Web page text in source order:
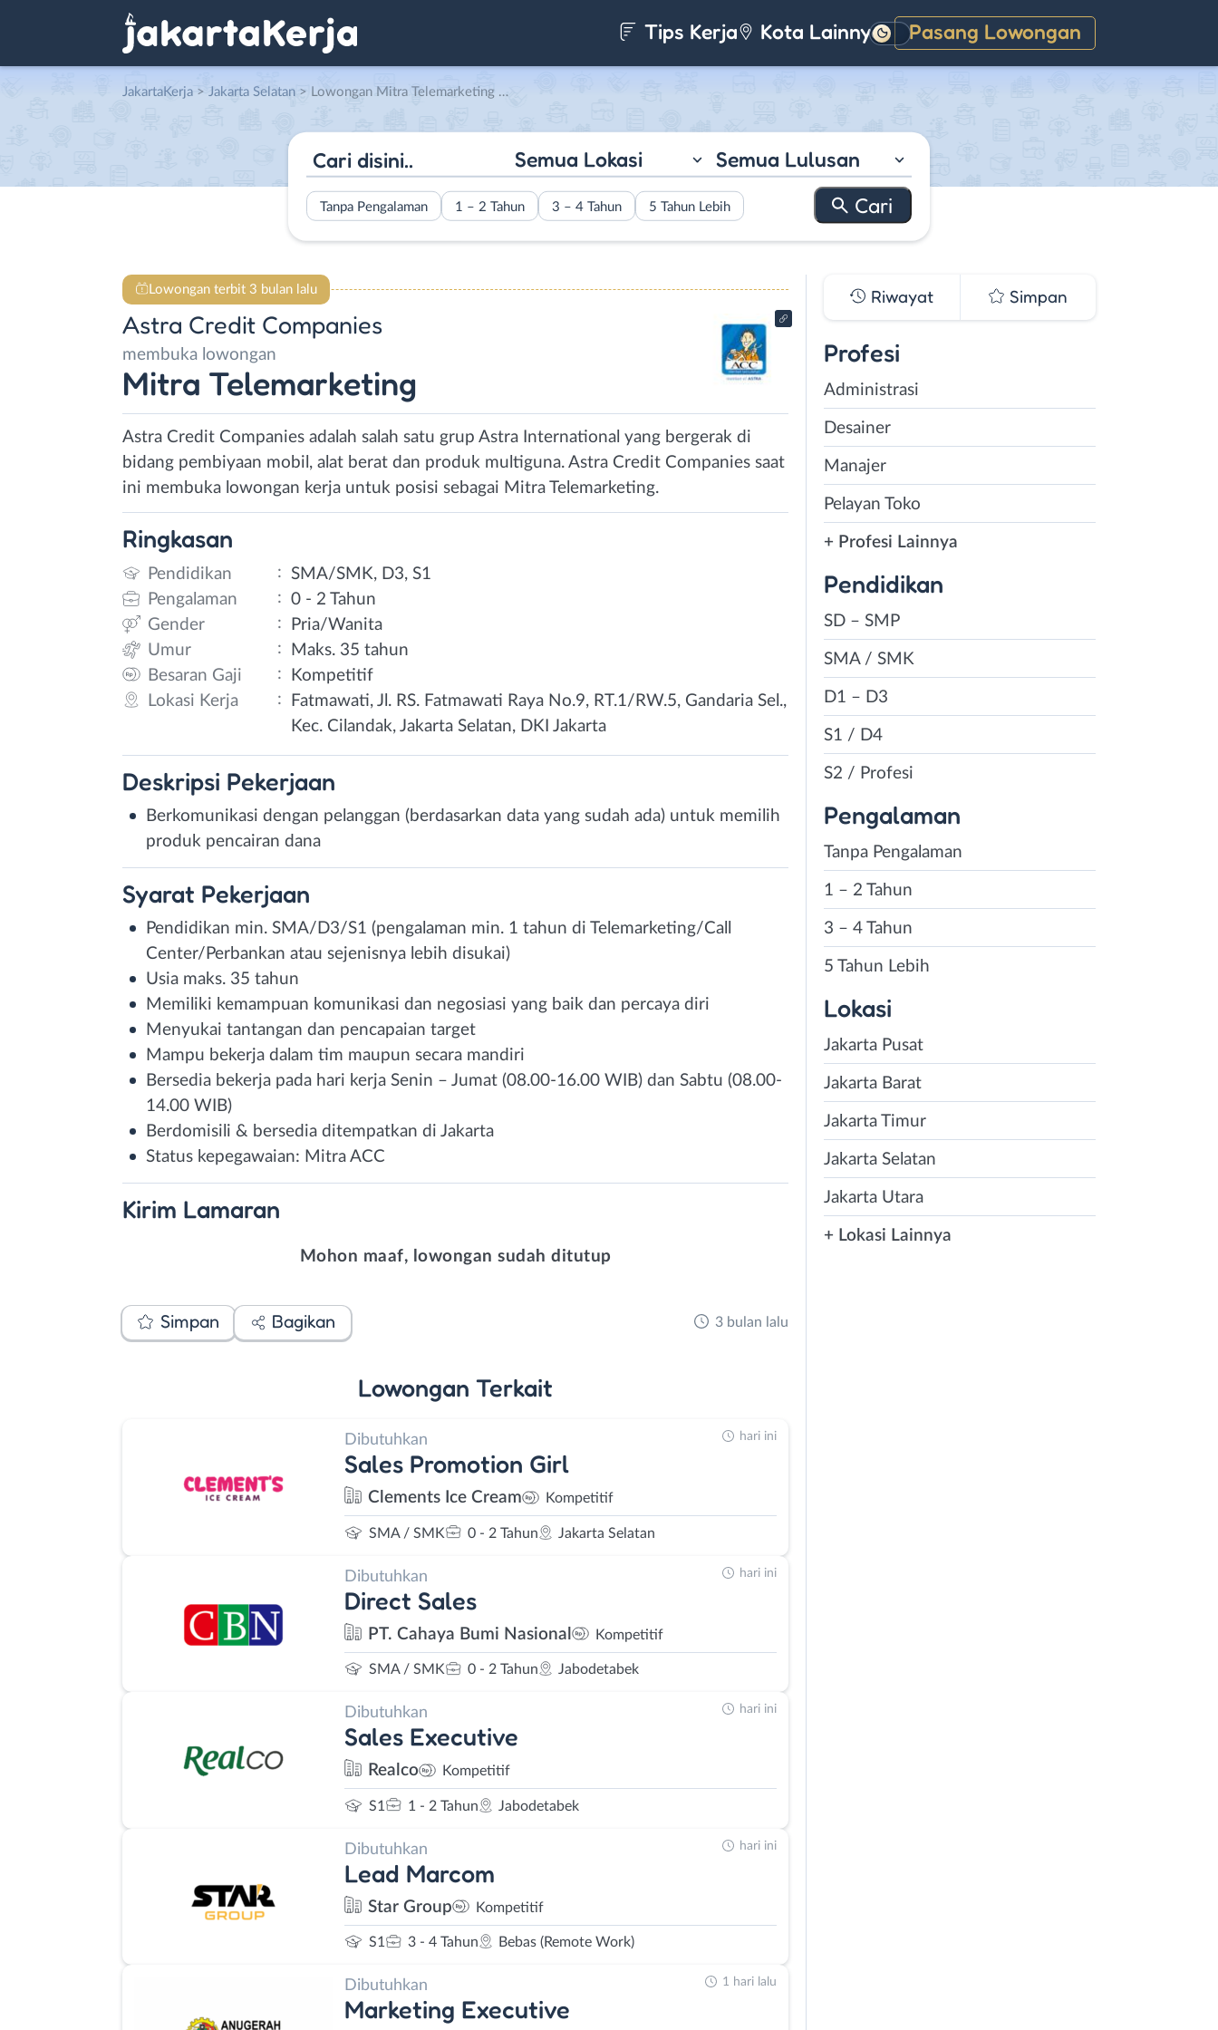
Tips Kerja Kota Lainnya Pasang Lowongan
Gelap
JakartaKerja > Jakarta Selatan > Lowongan Mitra Telemarketing di Astra Credit Companies
Semua Lokasi Semua Lulusan
Tanpa Pengalaman 1 – 2 Tahun 3 – 4 Tahun 5 Tahun Lebih
Lowongan terbit 3 bulan lalu
Astra Credit Companies
membuka lowongan
Mitra Telemarketing
Astra Credit Companies adalah salah satu grup Astra International yang bergerak di
bidang pembiyaan mobil, alat berat dan produk multiguna. Astra Credit Companies saat
ini membuka lowongan kerja untuk posisi sebagai Mitra Telemarketing.
Ringkasan
Pendidikan : SMA/SMK, D3, S1
Pengalaman
: 0 - 2 Tahun
Gender
:
Pria/Wanita
Umur
:
Maks. 35 tahun
Besaran Gaji
:
Kompetitif
Lokasi Kerja
:
Fatmawati, Jl. RS. Fatmawati Raya No.9, RT.1/RW.5, Gandaria Sel.,
Kec. Cilandak, Jakarta Selatan, DKI Jakarta
Deskripsi Pekerjaan
Berkomunikasi dengan pelanggan (berdasarkan data yang sudah ada) untuk memilih
produk pencairan dana
Syarat Pekerjaan
Pendidikan min. SMA/D3/S1 (pengalaman min. 1 tahun di Telemarketing/Call
Center/Perbankan atau sejenisnya lebih disukai)
Usia maks. 35 tahun
Memiliki kemampuan komunikasi dan negosiasi yang baik dan percaya diri
Menyukai tantangan dan pencapaian target
Mampu bekerja dalam tim maupun secara mandiri
Bersedia bekerja pada hari kerja Senin – Jumat (08.00-16.00 WIB) dan Sabtu (08.00-
14.00 WIB)
Berdomisili & bersedia ditempatkan di Jakarta
Status kepegawaian: Mitra ACC
Kirim Lamaran
Mohon maaf, lowongan sudah ditutup
Simpan Bagikan 3 bulan lalu
Lowongan Terkait
Dibutuhkan
Sales Promotion Girl
Clements Ice Cream Kompetitif
SMA / SMK 0 - 2 Tahun Jakarta Selatan
hari ini
Dibutuhkan
Direct Sales
PT. Cahaya Bumi Nasional Kompetitif
SMA / SMK 0 - 2 Tahun Jabodetabek
hari ini
Dibutuhkan
Sales Executive
Realco Kompetitif
S1 1 - 2 Tahun Jabodetabek
hari ini
Dibutuhkan
Lead Marcom
Star Group Kompetitif
S1 3 - 4 Tahun Bebas (Remote Work)
hari ini
Dibutuhkan
Marketing Executive
1 hari lalu
Riwayat Simpan
Profesi
Administrasi
Desainer
Manajer
Pelayan Toko
+ Profesi Lainnya
Pendidikan
SD – SMP
SMA / SMK
D1 – D3
S1 / D4
S2 / Profesi
Pengalaman
Tanpa Pengalaman
1 – 2 Tahun
3 – 4 Tahun
5 Tahun Lebih
Lokasi
Jakarta Pusat
Jakarta Barat
Jakarta Timur
Jakarta Selatan
Jakarta Utara
+ Lokasi Lainnya